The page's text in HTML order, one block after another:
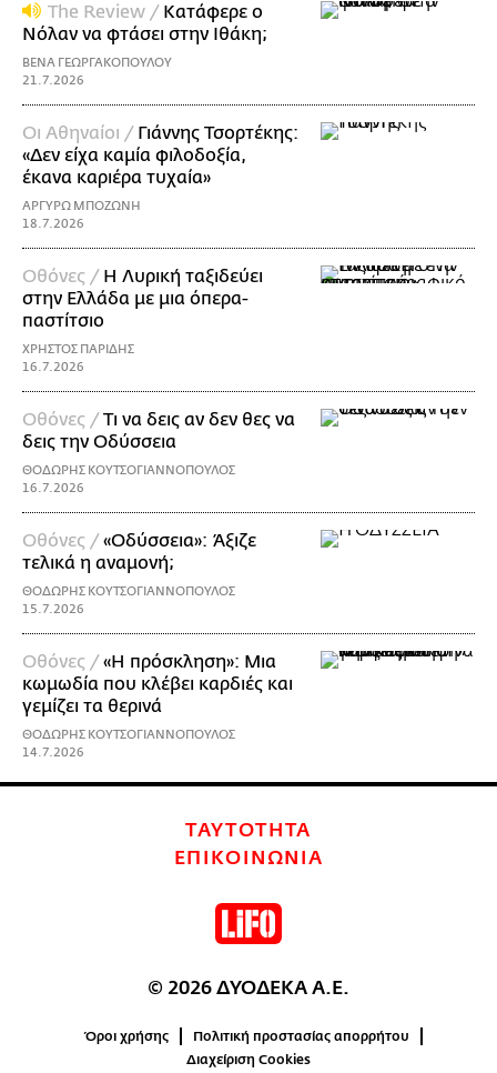
The Review / Κατάφερε ο
Νόλαν να φτάσει στην Ιθάκη;
ΒΕΝΑ ΓΕΩΡΓΑΚΟΠΟΥΛΟΥ
21.7.2026
Οι Αθηναίοι / Γιάννης Τσορτέκης:
«Δεν είχα καμία φιλοδοξία,
έκανα καριέρα τυχαία»
ΑΡΓΥΡΩ ΜΠΟΖΩΝΗ
18.7.2026
Οθόνες / Η Λυρική ταξιδεύει
στην Ελλάδα με μια όπερα-
παστίτσιο
ΧΡΗΣΤΟΣ ΠΑΡΙΔΗΣ
16.7.2026
Οθόνες /Τι να δεις αν δεν θες να
δεις την Οδύσσεια
ΘΟΔΩΡΗΣ ΚΟΥΤΣΟΓΙΑΝΝΟΠΟΥΛΟΣ
16.7.2026
Οθόνες /«Οδύσσεια»: Άξιζε
τελικά η αναμονή;
ΘΟΔΩΡΗΣ ΚΟΥΤΣΟΓΙΑΝΝΟΠΟΥΛΟΣ
15.7.2026
Οθόνες /«Η πρόσκληση»: Μια
κωμωδία που κλέβει καρδιές και
γεμίζει τα θερινά
ΘΟΔΩΡΗΣ ΚΟΥΤΣΟΓΙΑΝΝΟΠΟΥΛΟΣ
14.7.2026
ΤΑΥΤΟΤΗΤΑ
ΕΠΙΚΟΙΝΩΝΙΑ
© 2026 ΔΥΟΔΕΚΑ Α.Ε.
Όροι χρήσης
Πολιτική προστασίας απορρήτου
Διαχείριση Cookies